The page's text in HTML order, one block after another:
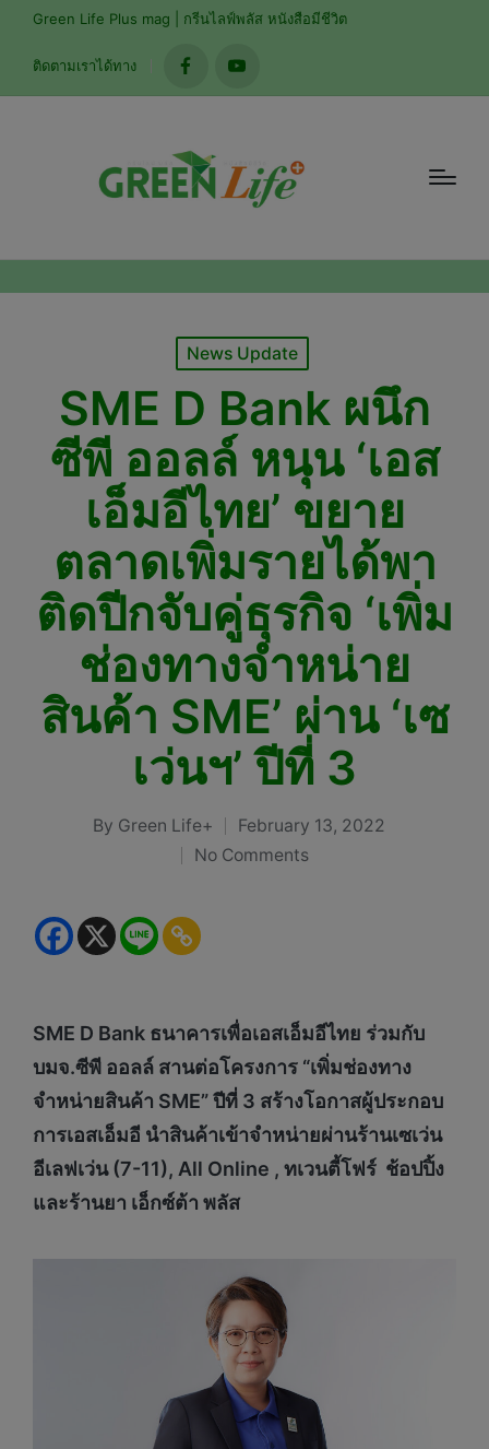
Green Life Plus mag | กรีนไลฟ์พลัส หนังสือมีชีวิต
ติดตามเราได้ทาง
facebookyoutube
Posted
News Update
SME D Bank ผนึก
ซีพี ออลล์ หนุน ‘เอส
เอ็มอีไทย’ ขยาย
ตลาดเพิ่มรายได้พา
ติดปีกจับคู่ธุรกิจ ‘เพิ่ม
ช่องทางจำหน่าย
สินค้า SME’ ผ่าน ‘เซ
เว่นฯ’ ปีที่ 3
Posted
By Green Life+
February 13, 2022
No Comments
SME D Bank ธนาคารเพื่อเอสเอ็มอีไทย ร่วมกับ
บมจ.ซีพี ออลล์ สานต่อโครงการ “เพิ่มช่องทาง
จำหน่ายสินค้า SME” ปีที่ 3 สร้างโอกาสผู้ประกอบ
การเอสเอ็มอี นำสินค้าเข้าจำหน่ายผ่านร้านเซเว่น
อีเลฟเว่น (7-11), All Online , ทเวนตี้โฟร์ ช้อปปิ้ง
และร้านยา เอ็กซ์ต้า พลัส